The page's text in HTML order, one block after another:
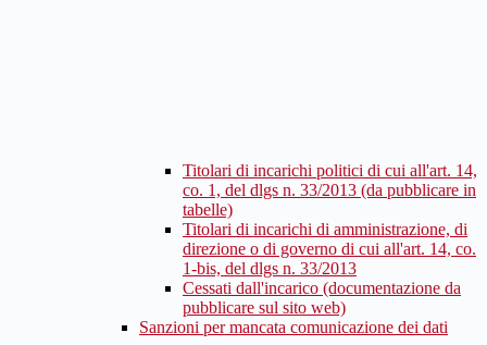
Titolari di incarichi politici di cui all'art. 14,
co. 1, del dlgs n. 33/2013 (da pubblicare in
tabelle)
Titolari di incarichi di amministrazione, di
direzione o di governo di cui all'art. 14, co.
1-bis, del dlgs n. 33/2013
Cessati dall'incarico (documentazione da
pubblicare sul sito web)
Sanzioni per mancata comunicazione dei dati